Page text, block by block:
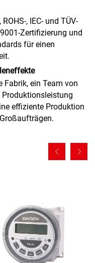
, IEC- und TÜV-
Zertifizierung und
für einen
Fabrik, ein Team von
effiziente Produktion